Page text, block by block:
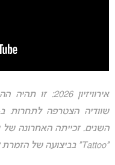
אירוויזיון 2026:
“Tattoo” בביצועה של הזמרת